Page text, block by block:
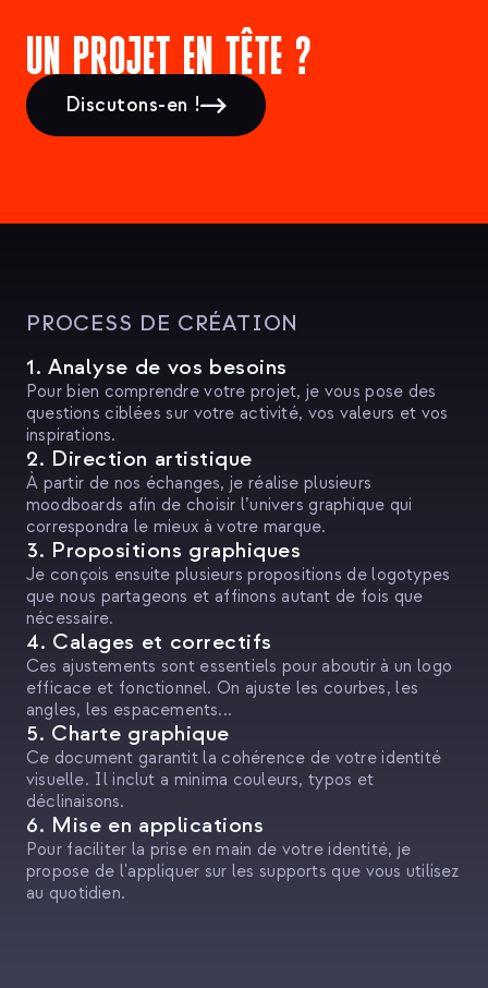
UN PROJET EN TÊTE ?
Discutons-en !
PROCESS DE CRÉATION
1. Analyse de vos besoins
Pour bien comprendre votre projet, je vous pose des
questions ciblées sur votre activité, vos valeurs et vos
inspirations.
2. Direction artistique
À partir de nos échanges, je réalise plusieurs
moodboards afin de choisir l’univers graphique qui
correspondra le mieux à votre marque.
3. Propositions graphiques
Je conçois ensuite plusieurs propositions de logotypes
que nous partageons et affinons autant de fois que
nécessaire.
4. Calages et correctifs
Ces ajustements sont essentiels pour aboutir à un logo
efficace et fonctionnel. On ajuste les courbes, les
angles, les espacements...
5. Charte graphique
Ce document garantit la cohérence de votre identité
visuelle. Il inclut a minima couleurs, typos et
déclinaisons.
6. Mise en applications
Pour faciliter la prise en main de votre identité, je
propose de l'appliquer sur les supports que vous utilisez
au quotidien.